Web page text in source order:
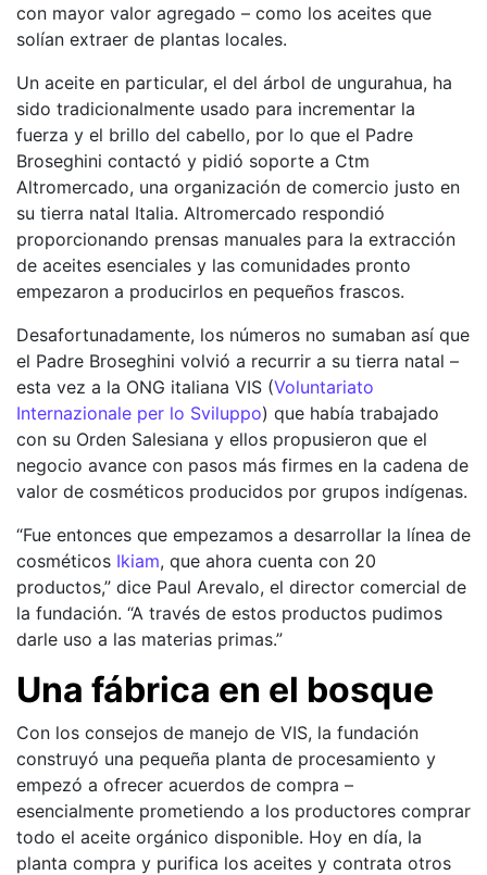
con mayor valor agregado – como los aceites que
solían extraer de plantas locales.
Un aceite en particular, el del árbol de ungurahua, ha
sido tradicionalmente usado para incrementar la
fuerza y el brillo del cabello, por lo que el Padre
Broseghini contactó y pidió soporte a Ctm
Altromercado, una organización de comercio justo en
su tierra natal Italia. Altromercado respondió
proporcionando prensas manuales para la extracción
de aceites esenciales y las comunidades pronto
empezaron a producirlos en pequeños frascos.
Desafortunadamente, los números no sumaban así que
el Padre Broseghini volvió a recurrir a su tierra natal –
esta vez a la ONG italiana VIS (Voluntariato
Internazionale per lo Sviluppo) que había trabajado
con su Orden Salesiana y ellos propusieron que el
negocio avance con pasos más firmes en la cadena de
valor de cosméticos producidos por grupos indígenas.
“Fue entonces que empezamos a desarrollar la línea de
cosméticos Ikiam, que ahora cuenta con 20
productos,” dice Paul Arevalo, el director comercial de
la fundación. “A través de estos productos pudimos
darle uso a las materias primas.”
Una fábrica en el bosque
Con los consejos de manejo de VIS, la fundación
construyó una pequeña planta de procesamiento y
empezó a ofrecer acuerdos de compra –
esencialmente prometiendo a los productores comprar
todo el aceite orgánico disponible. Hoy en día, la
planta compra y purifica los aceites y contrata otros